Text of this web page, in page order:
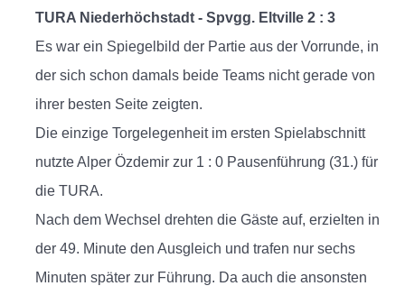
TURA Niederhöchstadt - Spvgg. Eltville 2 : 3
Es war ein Spiegelbild der Partie aus der Vorrunde, in
der sich schon damals beide Teams nicht gerade von
ihrer besten Seite zeigten.
Die einzige Torgelegenheit im ersten Spielabschnitt
nutzte Alper Özdemir zur 1 : 0 Pausenführung (31.) für
die TURA.
Nach dem Wechsel drehten die Gäste auf, erzielten in
der 49. Minute den Ausgleich und trafen nur sechs
Minuten später zur Führung. Da auch die ansonsten